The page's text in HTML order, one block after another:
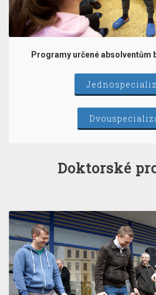
Programy určené absolventům
Doktorské